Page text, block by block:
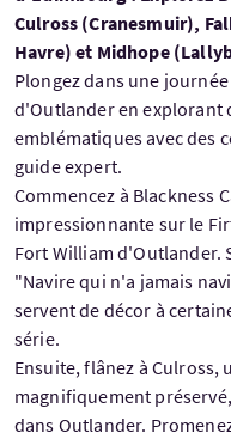
Culross (Cranesmuir),
Havre) et Midhope
Plongez dans une
d'Outlander en explorant
emblématiques avec des
guide expert.
Commencez à Blackness
impressionnante sur le
Fort William d'Outlander.
"Navire qui n'a jamais
servent de décor à
série.
Ensuite, flânez à Culross,
magnifiquement
dans Outlander.